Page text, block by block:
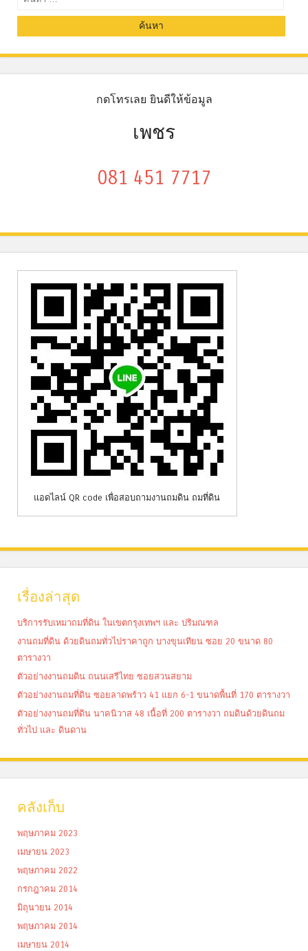
กดโทรเลย ยินดีให้ข้อมูล
เพชร
081 451 7717
แอดไลน์ QR code เพื่อสอบถามงานถมดิน ถมที่ดิน
เรื่องล่าสุด
บริการรับเหมาถมที่ดิน ในเขตกรุงเทพฯ และ ปริมณฑล
งานถมที่ดิน ด้วยดินถมทั่วไปราคาถูก บางขุนเทียน ซอย 20 ขนาด 80
ตารางวา
ตัวอย่างงานถมดิน ถนนเสรีไทย ซอยสวนสยาม
ตัวอย่างงานถมที่ดิน ซอยลาดพร้าว 41 แยก 6-1 ขนาดพื้นที่ 170 ตารางวา
ตัวอย่างงานถมที่ดิน นาคนิวาส 48 เนื้อที่ 200 ตารางวา ถมดินด้วยดินถม
ทั่วไป และ ดินดาน
คลังเก็บ
พฤษภาคม 2023
เมษายน 2023
พฤษภาคม 2022
กรกฎาคม 2014
มิถุนายน 2014
พฤษภาคม 2014
เมษายน 2014